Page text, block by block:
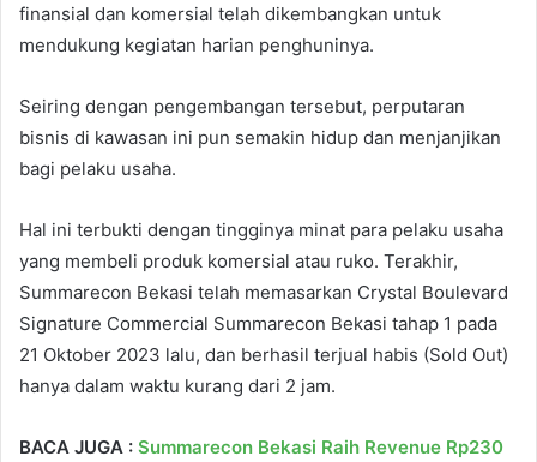
finansial dan komersial telah dikembangkan untuk
mendukung kegiatan harian penghuninya.
Seiring dengan pengembangan tersebut, perputaran
bisnis di kawasan ini pun semakin hidup dan menjanjikan
bagi pelaku usaha.
Hal ini terbukti dengan tingginya minat para pelaku usaha
yang membeli produk komersial atau ruko. Terakhir,
Summarecon Bekasi telah memasarkan Crystal Boulevard
Signature Commercial Summarecon Bekasi tahap 1 pada
21 Oktober 2023 lalu, dan berhasil terjual habis (Sold Out)
hanya dalam waktu kurang dari 2 jam.
BACA JUGA : Summarecon Bekasi Raih Revenue Rp230